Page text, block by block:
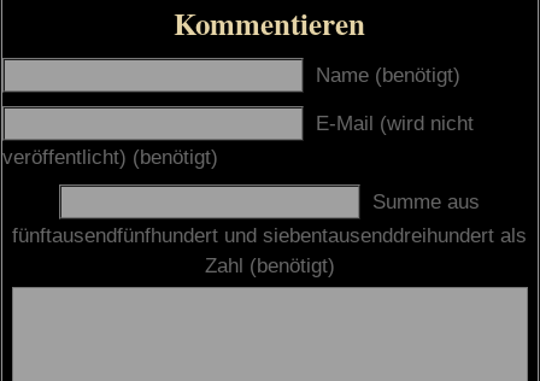
Kommentieren
Name (benötigt)
E-Mail (wird nicht
veröffentlicht) (benötigt)
Summe aus
fünftausendfünfhundert und siebentausenddreihundert als
Zahl (benötigt)